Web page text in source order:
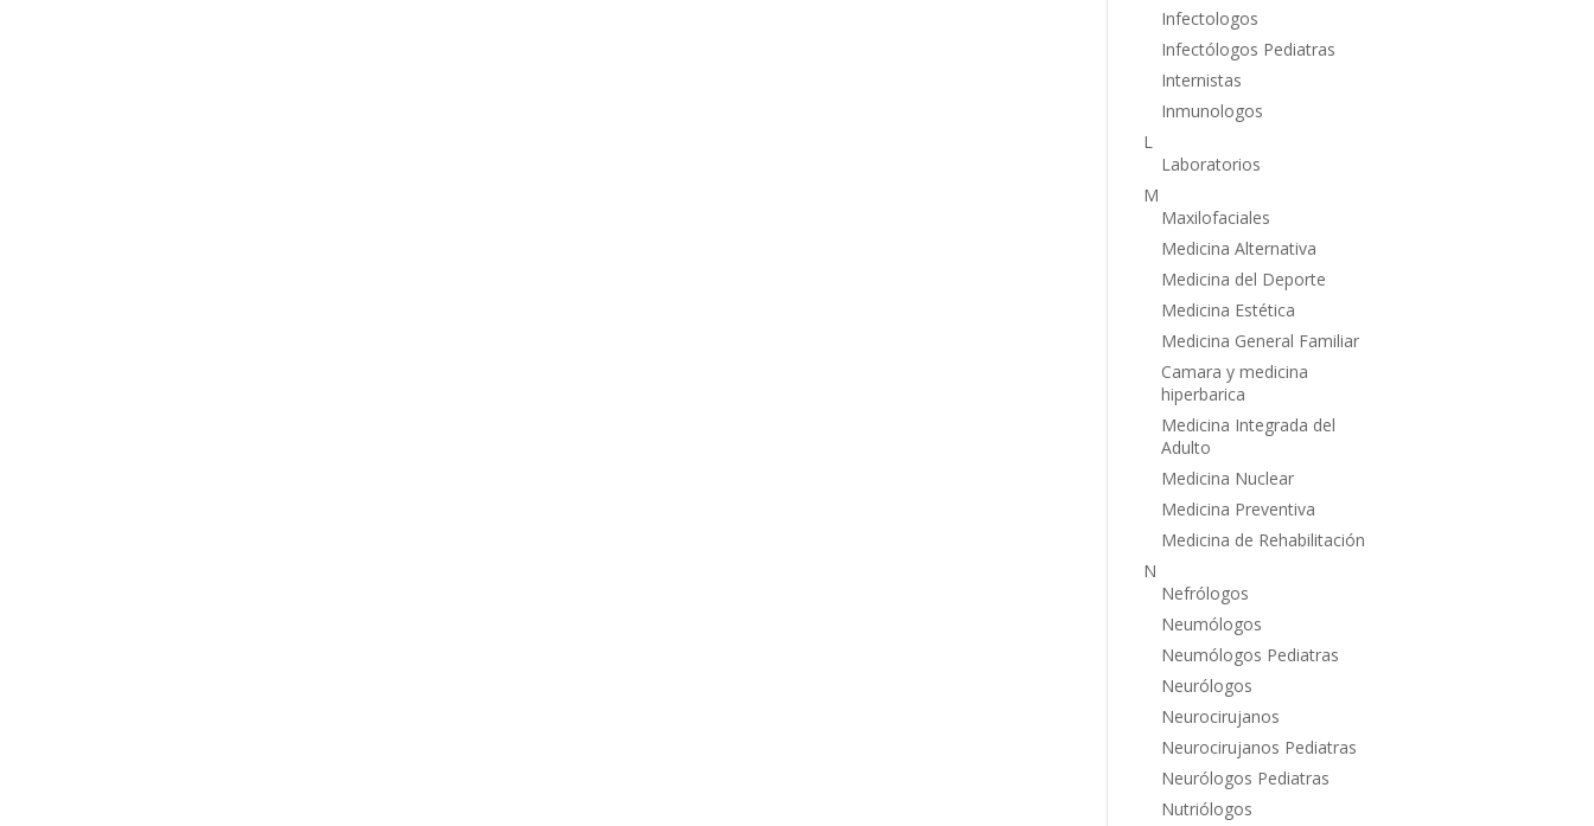
Infectologos
Infectólogos Pediatras
Internistas
Inmunologos
L
Laboratorios
M
Maxilofaciales
Medicina Alternativa
Medicina del Deporte
Medicina Estética
Medicina General Familiar
Camara y medicina
hiperbarica
Medicina Integrada del
Adulto
Medicina Nuclear
Medicina Preventiva
Medicina de Rehabilitación
N
Nefrólogos
Neumólogos
Neumólogos Pediatras
Neurólogos
Neurocirujanos
Neurocirujanos Pediatras
Neurólogos Pediatras
Nutriólogos